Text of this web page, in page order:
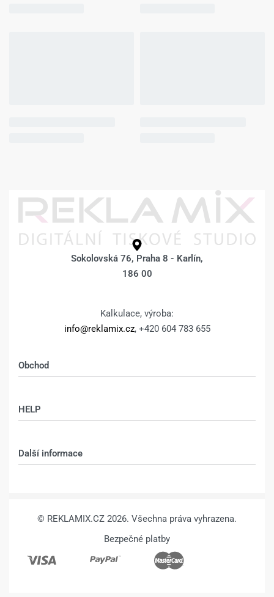
Sokolovská 76, Praha 8 - Karlín,
186 00
Kalkulace, výroba:
info@reklamix.cz, +420 604 783 655
Obchod
Můj účet – shop
HELP
Další informace
© REKLAMIX.CZ 2026. Všechna práva vyhrazena.
Bezpečné platby